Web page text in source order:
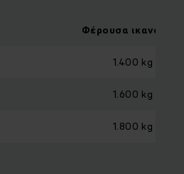
Φέρουσα ικανότητα
1.400 kg
1.600 kg
1.800 kg